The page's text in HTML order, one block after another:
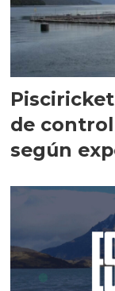
de
según